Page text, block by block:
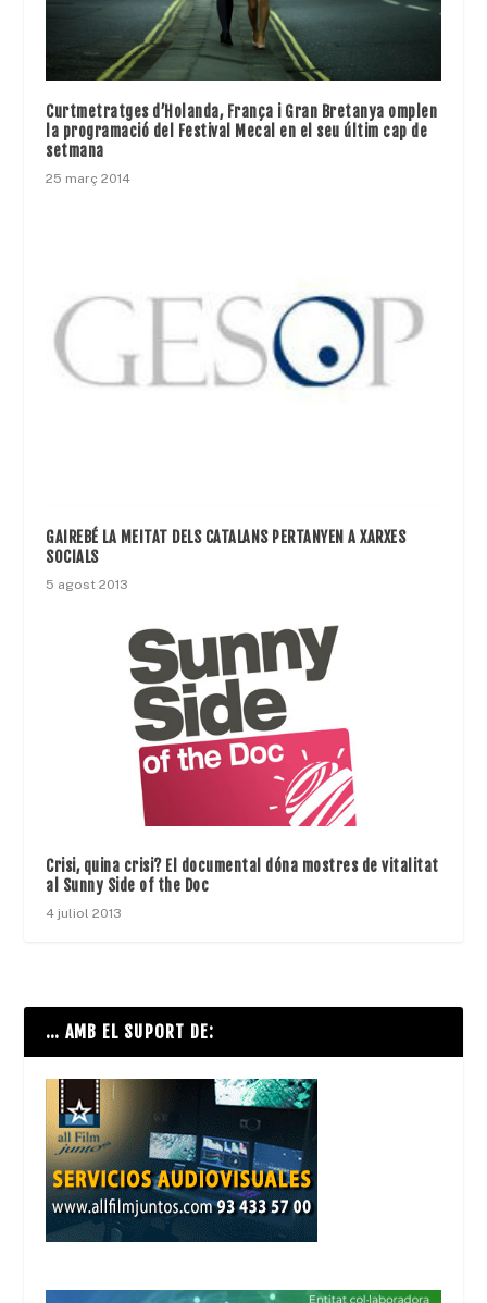
Curtmetratges d’Holanda, França i Gran Bretanya omplen
la programació del Festival Mecal en el seu últim cap de
setmana
25 març 2014
GAIREBÉ LA MEITAT DELS CATALANS PERTANYEN A XARXES
SOCIALS
5 agost 2013
Crisi, quina crisi? El documental dóna mostres de vitalitat
al Sunny Side of the Doc
4 juliol 2013
… AMB EL SUPORT DE: